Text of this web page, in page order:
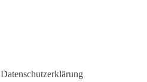
Datenschutzerklärung